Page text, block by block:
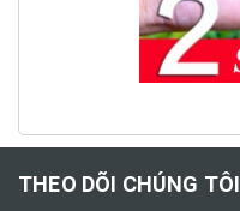
THEO DÕI CHÚNG TÔI